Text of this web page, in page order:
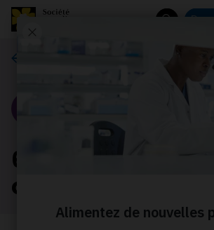
6 faits à propos
cancer des os